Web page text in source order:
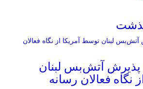
آتش‌بس لبنان
نگاه فعالان رسانه